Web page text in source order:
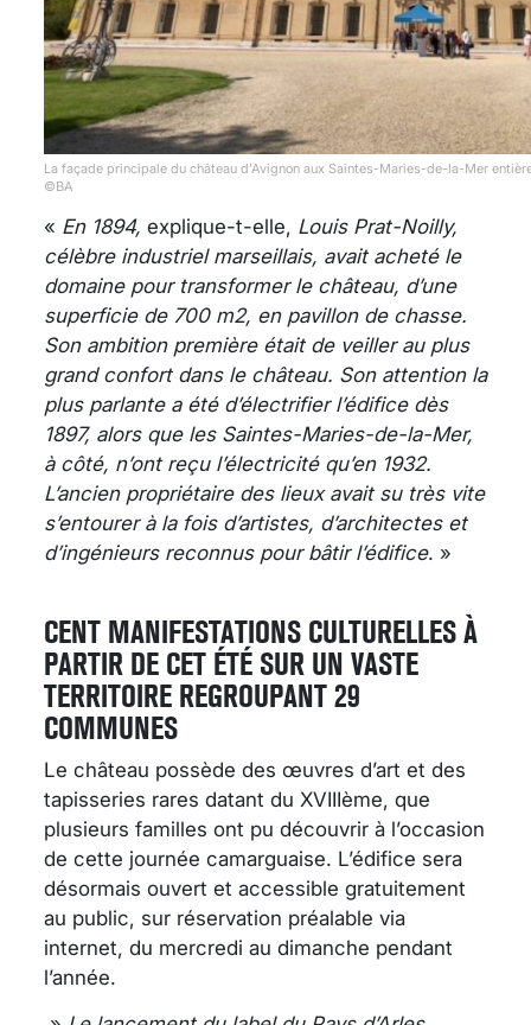
La façade principale du château d’Avignon aux Saintes-Maries-de-la-Mer
©BA
« En 1894, explique-t-elle, Louis Prat-Noilly,
célèbre industriel marseillais, avait acheté le
domaine pour transformer le château, d’une
superficie de 700 m2, en pavillon de chasse.
Son ambition première était de veiller au plus
grand confort dans le château. Son attention la
plus parlante a été d’électrifier l’édifice dès
1897, alors que les Saintes-Maries-de-la-Mer,
à côté, n’ont reçu l’électricité qu’en 1932.
L’ancien propriétaire des lieux avait su très vite
s’entourer à la fois d’artistes, d’architectes et
d’ingénieurs reconnus pour bâtir l’édifice. »
CENT MANIFESTATIONS CULTURELLES À
PARTIR DE CET ÉTÉ SUR UN VASTE
TERRITOIRE REGROUPANT 29
COMMUNES
Le château possède des œuvres d’art et des
tapisseries rares datant du XVIIIème, que
plusieurs familles ont pu découvrir à l’occasion
de cette journée camarguaise. L’édifice sera
désormais ouvert et accessible gratuitement
au public, sur réservation préalable via
internet, du mercredi au dimanche pendant
l’année.